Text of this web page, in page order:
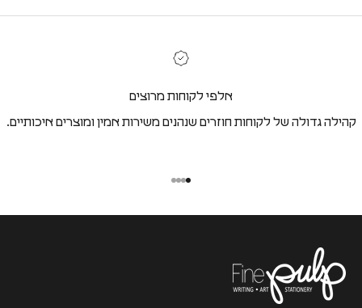
אלפי לקוחות מרוצים
קהילה גדולה של לקוחות חוזרים שנהנים משירות אמין ומוצרים איכותיים.